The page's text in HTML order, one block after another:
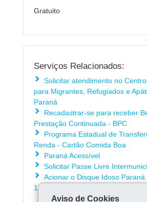
Gratuito
Serviços Relacionados:
Solicitar atendimento no
para Migrantes, Refugiados e
Paraná
Recadastrar-se para receber
Prestação Continuada - BPC
Programa Estadual de
Renda - Cartão Comida Boa
Paraná Acessível
Solicitar Passe Livre
Acionar o Disque Idoso Paraná
1410001
Aviso de Cookies